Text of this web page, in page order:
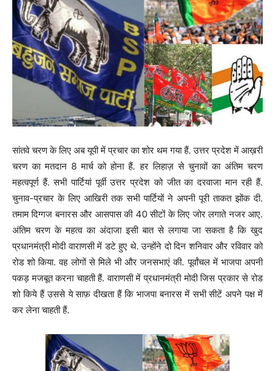
सांतवे चरण के लिए अब यूपी में प्रचार का शोर थम गया हैं. उत्तर प्रदेश में आख़री
चरण का मतदान 8 मार्च को होना हैं. हर लिहाज़ से चुनावों का अंतिम चरण
महत्वपूर्ण हैं. सभी पार्टियां पूर्वी उत्तर प्रदेश को जीत का दरवाजा मान रही हैं.
चुनाव-प्रचार के लिए आखिरी तक सभी पार्टियों ने अपनी पूरी ताकत झोंक दी.
तमाम दिग्गज बनारस और आसपास की 40 सीटों के लिए जोर लगाते नजर आए.
अंतिम चरण के महत्व का अंदाजा इसी बात से लगाया जा सकता है कि खुद
प्रधानमंत्री मोदी वाराणसी में डटे हुए थे. उन्होंने दो दिन शनिवार और रविवार को
रोड शो किया. वह लोगों से मिले भी और जनसभाएं की. पूर्वांचल में भाजपा अपनी
पकड़ मजबूत करना चाहती हैं. वाराणसी में प्रधानमंत्री मोदी जिस प्रकार से रोड
शो किये हैं उससे ये साफ़ दीखता हैं कि भाजपा बनारस में सभी सीटें अपने पक्ष में
कर लेना चाहती हैं.